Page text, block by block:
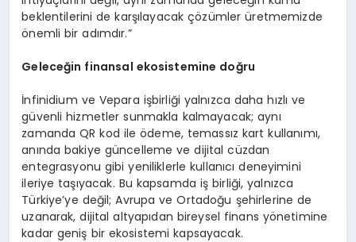
beklentilerini de karşılayacak çözümler üretmemizde
önemli bir adımdır.”
Geleceğin finansal ekosistemine doğru
İnfinidium ve Vepara işbirliği yalnızca daha hızlı ve
güvenli hizmetler sunmakla kalmayacak; aynı
zamanda QR kod ile ödeme, temassız kart kullanımı,
anında bakiye güncelleme ve dijital cüzdan
entegrasyonu gibi yeniliklerle kullanıcı deneyimini
ileriye taşıyacak. Bu kapsamda iş birliği, yalnızca
Türkiye’ye değil; Avrupa ve Ortadoğu şehirlerine de
uzanarak, dijital altyapıdan bireysel finans yönetimine
kadar geniş bir ekosistemi kapsayacak.